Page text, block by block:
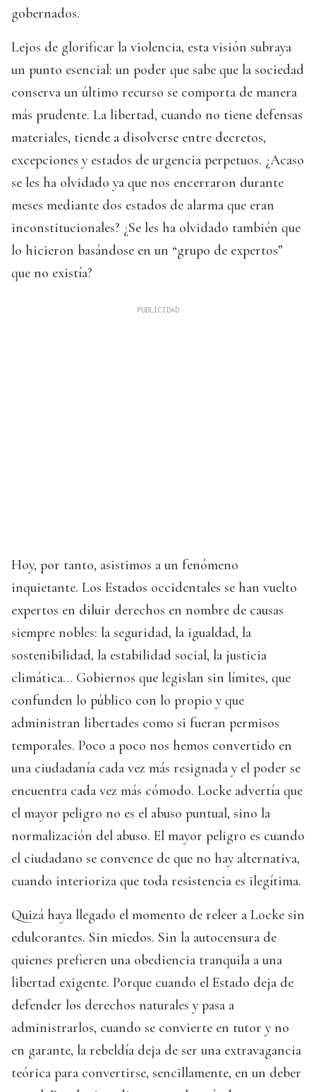
gobernados.
Lejos de glorificar la violencia, esta visión subraya
un punto esencial: un poder que sabe que la sociedad
conserva un último recurso se comporta de manera
más prudente. La libertad, cuando no tiene defensas
materiales, tiende a disolverse entre decretos,
excepciones y estados de urgencia perpetuos. ¿Acaso
se les ha olvidado ya que nos encerraron durante
meses mediante dos estados de alarma que eran
inconstitucionales? ¿Se les ha olvidado también que
lo hicieron basándose en un “grupo de expertos”
que no existía?
Hoy, por tanto, asistimos a un fenómeno
inquietante. Los Estados occidentales se han vuelto
expertos en diluir derechos en nombre de causas
siempre nobles: la seguridad, la igualdad, la
sostenibilidad, la estabilidad social, la justicia
climática... Gobiernos que legislan sin límites, que
confunden lo público con lo propio y que
administran libertades como si fueran permisos
temporales. Poco a poco nos hemos convertido en
una ciudadanía cada vez más resignada y el poder se
encuentra cada vez más cómodo. Locke advertía que
el mayor peligro no es el abuso puntual, sino la
normalización del abuso. El mayor peligro es cuando
el ciudadano se convence de que no hay alternativa,
cuando interioriza que toda resistencia es ilegítima.
Quizá haya llegado el momento de releer a Locke sin
edulcorantes. Sin miedos. Sin la autocensura de
quienes prefieren una obediencia tranquila a una
libertad exigente. Porque cuando el Estado deja de
defender los derechos naturales y pasa a
administrarlos, cuando se convierte en tutor y no
en garante, la rebeldía deja de ser una extravagancia
teórica para convertirse, sencillamente, en un deber